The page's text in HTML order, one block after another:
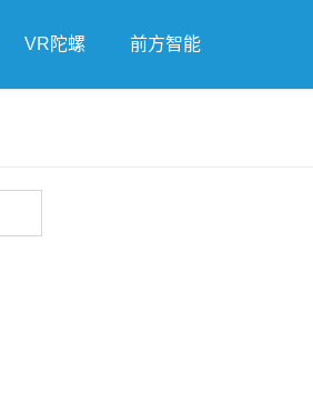
VR陀螺 前方智能